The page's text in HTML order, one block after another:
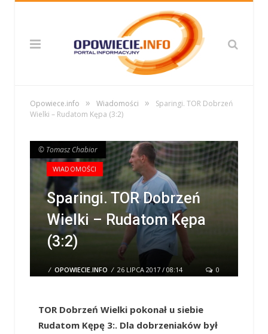
Opowiece.info » Wiadomości »
Sparingi. TOR Dobrzeń
Wielki – Rudatom Kępa (3:2)
© Tomasz Chabior
WIADOMOŚCI
Sparingi. TOR Dobrzeń
Wielki – Rudatom Kępa
(3:2)
/ OPOWIECIE.INFO / 26 LIPCA 2017 / 08:14
0
COMMENTS
© Tomasz Chabior
TOR Dobrzeń Wielki pokonał u siebie
Rudatom Kępę 3:. Dla dobrzeniaków był